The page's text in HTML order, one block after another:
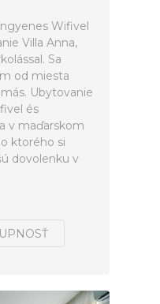
Wifivel
Villa Anna,
Sa
od miesta
Ubytovanie
és
v maďarskom
ktorého si
dovolenku v